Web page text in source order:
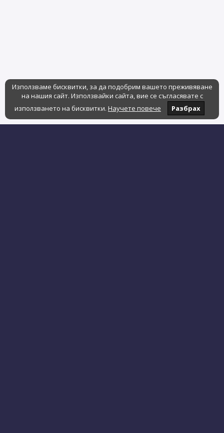
Използваме бисквитки, за да подобрим вашето преживяване
на нашия сайт. Използвайки сайта, вие се съгласявате с
използването на бисквитки. Научете повече Разбрах